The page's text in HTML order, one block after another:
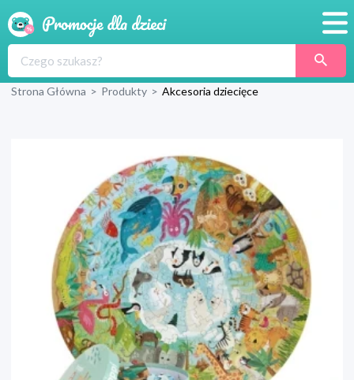
Produkty
Blog
Wyprawka
Strona Główna > Produkty > Akcesoria dziecięce